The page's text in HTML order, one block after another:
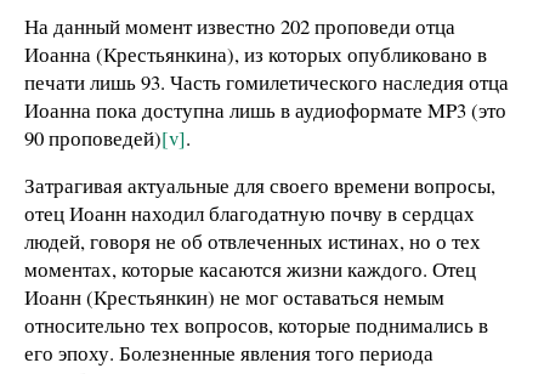
На данный момент известно 202 проповеди отца
Иоанна (Крестьянкина), из которых опубликовано в
печати лишь 93. Часть гомилетического наследия отца
Иоанна пока доступна лишь в аудиоформате MP3 (это
90 проповедей)[v].
Затрагивая актуальные для своего времени вопросы,
отец Иоанн находил благодатную почву в сердцах
людей, говоря не об отвлеченных истинах, но о тех
моментах, которые касаются жизни каждого. Отец
Иоанн (Крестьянкин) не мог оставаться немым
относительно тех вопросов, которые поднимались в
его эпоху. Болезненные явления того периода